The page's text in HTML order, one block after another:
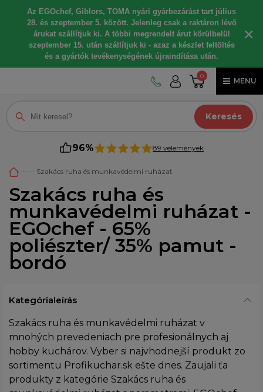
Az EGOchef, Giblors, TOMA nyári gyárbezárást tart július
28. és szeptember 5. között. Jelenleg csak a raktáron lévő
árukat szállítjuk ki. A többi megrendelt árut körülbelül
szeptember 15. után szállítjuk ki - azaz a készlet feltöltés
és a gyártók tevékenységének újraindítása után.
×
0
MENU
Keresés
96% 89 vélemények
Szakács ruha és munkavédelmi ruházat
Szakács ruha és
munkavédelmi ruházat -
EGOchef - 65%
poliészter/ 35% pamut -
bordó
Kategórialeírás
Szakács ruha és munkavédelmi ruházat v
mnohých prevedeniach pre profesionálnych aj
hobby kuchárov. Vyber si najvhodnejší produkt zo
sortimentu Profikuchar.sk ešte dnes. Zaujali ťa
produkty z kategórie Szakács ruha és